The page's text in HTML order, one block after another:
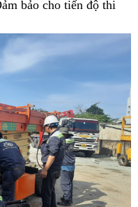
bảo cho tiến độ thi